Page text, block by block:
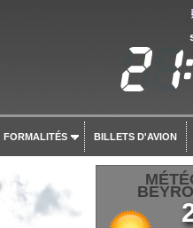
FORMALITÉS BILLETS D'AVION